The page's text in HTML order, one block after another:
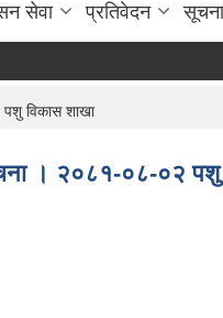
सेवा प्रतिवेदन
विकास शाखा
। २०८१-०८-०२ पशु